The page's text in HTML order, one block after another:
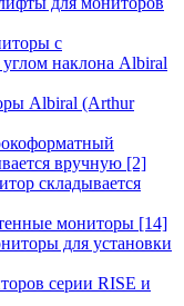
с
наклона Albiral
Albiral (Arthur
вручную [2]
складывается
мониторы [14]
для установки
серии RISE и